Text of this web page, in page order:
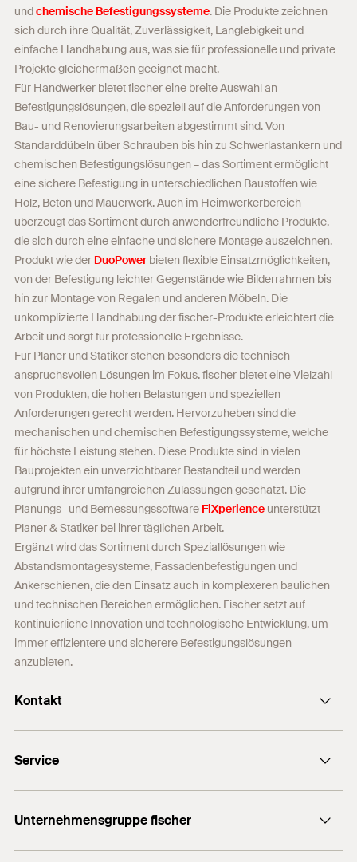
undchemische Befestigungssysteme. Die Produkte zeichnen
sich durch ihre Qualität, Zuverlässigkeit, Langlebigkeit und
einfache Handhabung aus, was sie für professionelle und private
Projekte gleichermaßen geeignet macht.
Für Handwerker bietet fischer eine breite Auswahl an
Befestigungslösungen, die speziell auf die Anforderungen von
Bau- und Renovierungsarbeiten abgestimmt sind. Von
Standarddübeln über Schrauben bis hin zu Schwerlastankern und
chemischen Befestigungslösungen – das Sortiment ermöglicht
eine sichere Befestigung in unterschiedlichen Baustoffen wie
Holz, Beton und Mauerwerk. Auch im Heimwerkerbereich
überzeugt das Sortiment durch anwenderfreundliche Produkte,
die sich durch eine einfache und sichere Montage auszeichnen.
Produkt wie der DuoPowerbieten flexible Einsatzmöglichkeiten,
von der Befestigung leichter Gegenstände wie Bilderrahmen bis
hin zur Montage von Regalen und anderen Möbeln. Die
unkomplizierte Handhabung der fischer-Produkte erleichtert die
Arbeit und sorgt für professionelle Ergebnisse.
Für Planer und Statiker stehen besonders die technisch
anspruchsvollen Lösungen im Fokus. fischer bietet eine Vielzahl
von Produkten, die hohen Belastungen und speziellen
Anforderungen gerecht werden. Hervorzuheben sind die
mechanischen und chemischen Befestigungssysteme, welche
für höchste Leistung stehen. Diese Produkte sind in vielen
Bauprojekten ein unverzichtbarer Bestandteil und werden
aufgrund ihrer umfangreichen Zulassungen geschätzt. Die
Planungs- und Bemessungssoftware FiXperience unterstützt
Planer & Statiker bei ihrer täglichen Arbeit.
Ergänzt wird das Sortiment durch Speziallösungen wie
Abstandsmontagesysteme, Fassadenbefestigungen und
Ankerschienen, die den Einsatz auch in komplexeren baulichen
und technischen Bereichen ermöglichen. Fischer setzt auf
kontinuierliche Innovation und technologische Entwicklung, um
immer effizientere und sicherere Befestigungslösungen
anzubieten.
Kontakt
Presse
Newsletter
Technische Hotline (Whatsapp)
Service
Informationsmaterial
Unternehmensgruppe fischer